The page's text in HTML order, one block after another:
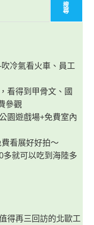
搜
尋
冷氣看火車、員工
看得到甲骨文、國
參觀
園遊戲場+免費室內
看展好好拍～
多就可以吃到海陸多
得再三回訪的北歐工